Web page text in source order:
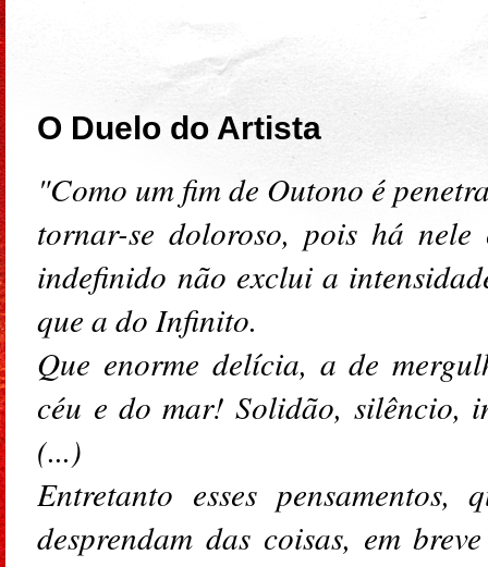
O Duelo do Artista
"Como um fim de Outono é
tornar-se doloroso, pois há nele
indefinido não exclui a
que a do Infinito.
Que enorme delícia, a de
céu e do mar! Solidão, silêncio,
(...)
Entretanto esses
desprendam das coisas, em